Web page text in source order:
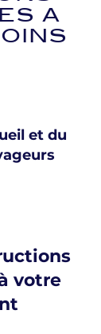
A
et du
votre